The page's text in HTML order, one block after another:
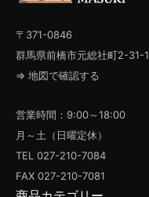
〒371-0846
群馬県前橋市元総社町2-31-1
⇒ 地図で確認する
営業時間：9:00～18:00
月～土（日曜定休）
TEL 027-210-7084
FAX 027-210-7081